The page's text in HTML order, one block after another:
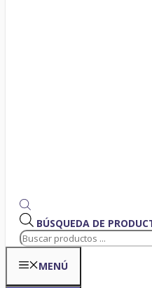
BÚSQUEDA DE
MENÚ